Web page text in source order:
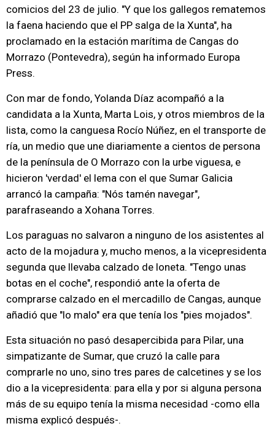
comicios del 23 de julio. "Y que los gallegos rematemos
la faena haciendo que el PP salga de la Xunta", ha
proclamado en la estación marítima de Cangas do
Morrazo (Pontevedra), según ha informado Europa
Press.
Con mar de fondo, Yolanda Díaz acompañó a la
candidata a la Xunta, Marta Lois, y otros miembros de la
lista, como la canguesa Rocío Núñez, en el transporte de
ría, un medio que une diariamente a cientos de persona
de la península de O Morrazo con la urbe viguesa, e
hicieron 'verdad' el lema con el que Sumar Galicia
arrancó la campaña: "Nós tamén navegar",
parafraseando a Xohana Torres.
Los paraguas no salvaron a ninguno de los asistentes al
acto de la mojadura y, mucho menos, a la vicepresidenta
segunda que llevaba calzado de loneta. "Tengo unas
botas en el coche", respondió ante la oferta de
comprarse calzado en el mercadillo de Cangas, aunque
añadió que "lo malo" era que tenía los "pies mojados".
Esta situación no pasó desapercibida para Pilar, una
simpatizante de Sumar, que cruzó la calle para
comprarle no uno, sino tres pares de calcetines y se los
dio a la vicepresidenta: para ella y por si alguna persona
más de su equipo tenía la misma necesidad -como ella
misma explicó después-.